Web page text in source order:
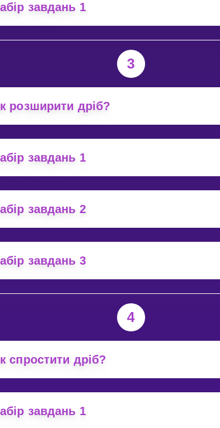
завдань 1
3
розширити дріб?
завдань 1
завдань 2
завдань 3
4
спростити дріб?
завдань 1